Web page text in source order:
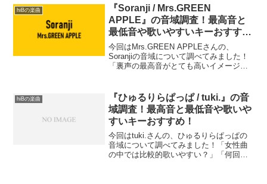
多いのではないでしょうか？この記事で
は、『マリーゴールド』の...
hiBの楽曲
『Soranji / Mrs.GREEN
APPLE』の音域調査！最高音と
最低音や歌いやすいキーおすす
め！
今回はMrs.GREEN APPLEさんの、
Soranjiの音域について調べてみました！
「裏声の最高音がとても高いイメージ」
この記事では、『Soranji』の音域（最
低...
hiBの楽曲
『ひゅるりらぱっぱ / tuki.』の音
域調査！最高音と最低音や歌いや
すいキーおすすめ！
今回はtuki.さんの、ひゅるりらぱっぱの
音域について調べてみました！「女性曲
の中では比較的歌いやすい？」「何回か